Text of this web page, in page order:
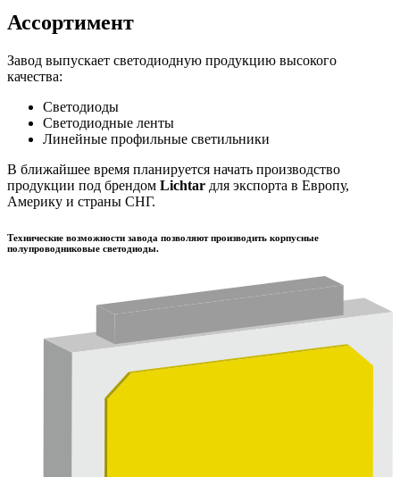
Ассортимент
Завод выпускает светодиодную продукцию высокого
качества:
Светодиоды
Светодиодные ленты
Линейные профильные светильники
В ближайшее время планируется начать производство
продукции под брендом Lichtar для экспорта в Европу,
Америку и страны СНГ.
Технические возможности завода позволяют производить корпусные
полупроводниковые светодиоды.